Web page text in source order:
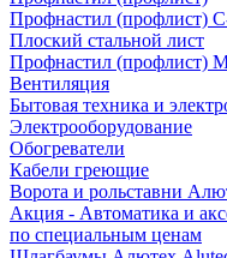
Профнастил (профлист)
Плоский стальной лист
Профнастил (профлист)
Вентиляция
Бытовая техника и
Электрооборудование
Обогреватели
Кабели греющие
Ворота и рольставни
Акция - Автоматика и
по специальным ценам